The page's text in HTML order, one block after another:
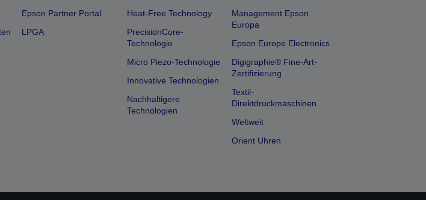
Epson Partner Portal
LPGA
Heat-Free Technology
PrecisionCore-
Technologie
Micro Piezo-Technologie
Innovative Technologien
Nachhaltigere
Technologien
Management Epson
Europa
Epson Europe Electronics
Digigraphie® Fine-Art-
Zertifizierung
Textil-
Direktdruckmaschinen
Weltweit
Orient Uhren